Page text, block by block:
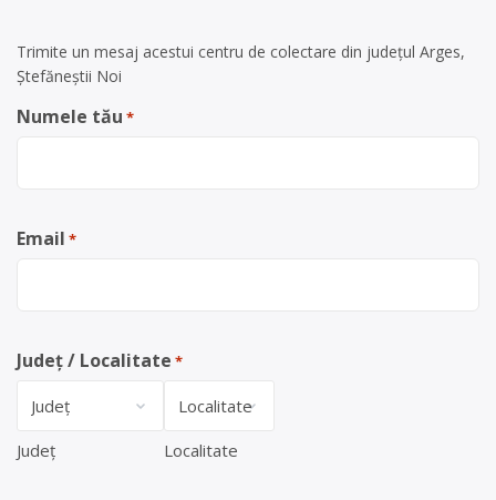
Trimite un mesaj acestui centru de colectare din județul Arges,
Ștefăneștii Noi
Numele tău *
Email *
Județ / Localitate *
Județ Localitate